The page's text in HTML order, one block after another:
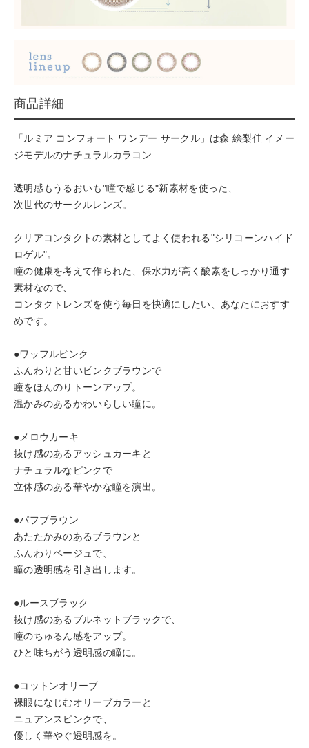
商品詳細
「ルミア コンフォート ワンデー サークル」は森 絵梨佳 イメー
ジモデルのナチュラルカラコン
透明感もうるおいも"瞳で感じる"新素材を使った、
次世代のサークルレンズ。
クリアコンタクトの素材としてよく使われる"シリコーンハイド
ロゲル"。
瞳の健康を考えて作られた、保水力が高く酸素をしっかり通す
素材なので、
コンタクトレンズを使う毎日を快適にしたい、あなたにおすす
めです。
●ワッフルピンク
ふんわりと甘いピンクブラウンで
瞳をほんのりトーンアップ。
温かみのあるかわいらしい瞳に。
●メロウカーキ
抜け感のあるアッシュカーキと
ナチュラルなピンクで
立体感のある華やかな瞳を演出。
●パフブラウン
あたたかみのあるブラウンと
ふんわりベージュで、
瞳の透明感を引き出します。
●ルースブラック
抜け感のあるブルネットブラックで、
瞳のちゅるん感をアップ。
ひと味ちがう透明感の瞳に。
●コットンオリーブ
裸眼になじむオリーブカラーと
ニュアンスピンクで、
優しく華やぐ透明感を。